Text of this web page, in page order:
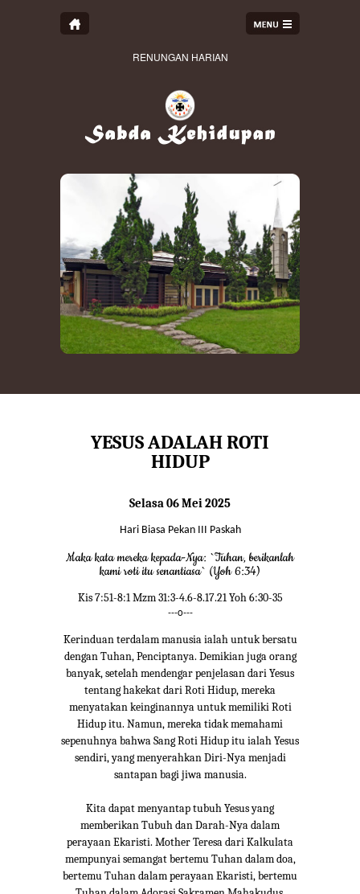
RENUNGAN HARIAN
YESUS ADALAH ROTI
HIDUP
Selasa 06 Mei 2025
Hari Biasa Pekan III Paskah
Maka kata mereka kepada-Nya: `Tuhan, berikanlah
kami roti itu senantiasa` (Yoh 6:34)
Kis 7:51-8:1 Mzm 31:3-4.6-8.17.21 Yoh 6:30-35
---o---
Kerinduan terdalam manusia ialah untuk bersatu
dengan Tuhan, Penciptanya. Demikian juga orang
banyak, setelah mendengar penjelasan dari Yesus
tentang hakekat dari Roti Hidup, mereka
menyatakan keinginannya untuk memiliki Roti
Hidup itu. Namun, mereka tidak memahami
sepenuhnya bahwa Sang Roti Hidup itu ialah Yesus
sendiri, yang menyerahkan Diri-Nya menjadi
santapan bagi jiwa manusia.
Kita dapat menyantap tubuh Yesus yang
memberikan Tubuh dan Darah-Nya dalam
perayaan Ekaristi. Mother Teresa dari Kalkulata
mempunyai semangat bertemu Tuhan dalam doa,
bertemu Tuhan dalam perayaan Ekaristi, bertemu